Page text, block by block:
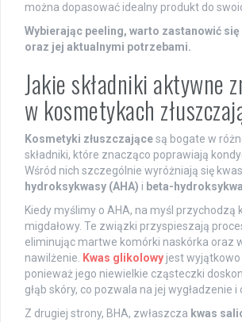
można dopasować idealny produkt do
Wybierając peeling, warto zastanowić
oraz jej aktualnymi potrzebami.
Jakie składniki aktywne
w kosmetykach
Kosmetyki złuszczającesą bogate w
składniki, które znacząco poprawiają
Wśród nich szczególnie wyróżniają się
hydroksykwasy (AHA) i beta-
Kiedy myślimy o AHA, na myśl przychodzą
migdałowy. Te związki przyspieszają
eliminując martwe komórki naskórka oraz
nawilżenie. Kwas glikolowy jest
ponieważ jego niewielkie cząsteczki
głąb skóry, co pozwala na jej wygładzenie
Z drugiej strony, BHA, zwłaszcza kwas